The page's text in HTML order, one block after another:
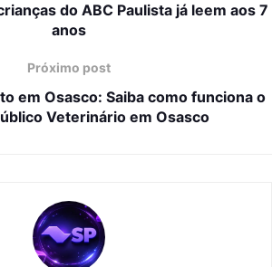
do ABC Paulista já leem aos 7
anos
Próximo post
em Osasco: Saiba como funciona o
Veterinário em Osasco